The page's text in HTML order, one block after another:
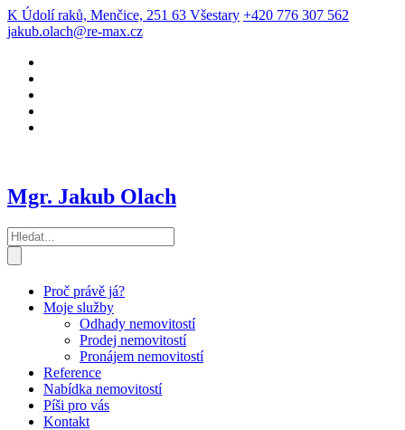
K Údolí raků, Menčice, 251 63 Všestary +420 776 307 562
jakub.olach@re-max.cz
Mgr. Jakub Olach
Proč právě já?
Moje služby
Odhady nemovitostí
Prodej nemovitostí
Pronájem nemovitostí
Reference
Nabídka nemovitostí
Píši pro vás
Kontakt